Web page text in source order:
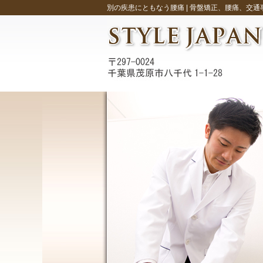
別の疾患にともなう腰痛 | 骨盤矯正、腰痛、交通